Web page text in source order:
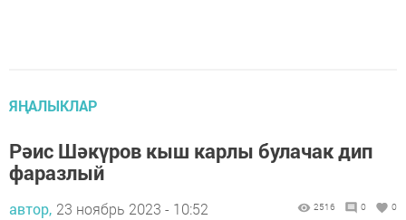
ЯҢАЛЫКЛАР
Рәис Шәкүров кыш карлы булачак дип
фаразлый
автор, 23 ноябрь 2023 - 10:52 2516 0 0